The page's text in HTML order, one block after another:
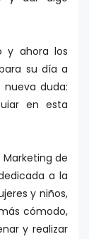
y ahora los
su día a
duda:
en esta
de
a la
y niños,
cómodo,
y realizar